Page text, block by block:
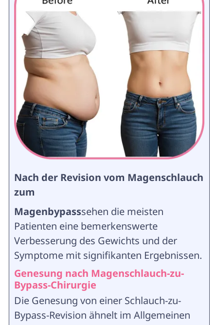
Nach der Revision vom Magenschlauch
zum
Magenbypasssehen die meisten
Patienten eine bemerkenswerte
Verbesserung des Gewichts und der
Symptome mit signifikanten Ergebnissen.
Genesung nach Magenschlauch-zu-
Bypass-Chirurgie
Die Genesung von einer Schlauch-zu-
Bypass-Revision ähnelt im Allgemeinen